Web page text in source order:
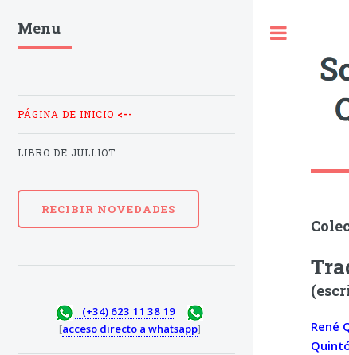
René
Menu
PÁGINA DE INICIO <--
LIBRO DE JULLIOT
RECIBIR NOVEDADES
(+34) 623 11 38 19
[acceso directo a whatsapp]